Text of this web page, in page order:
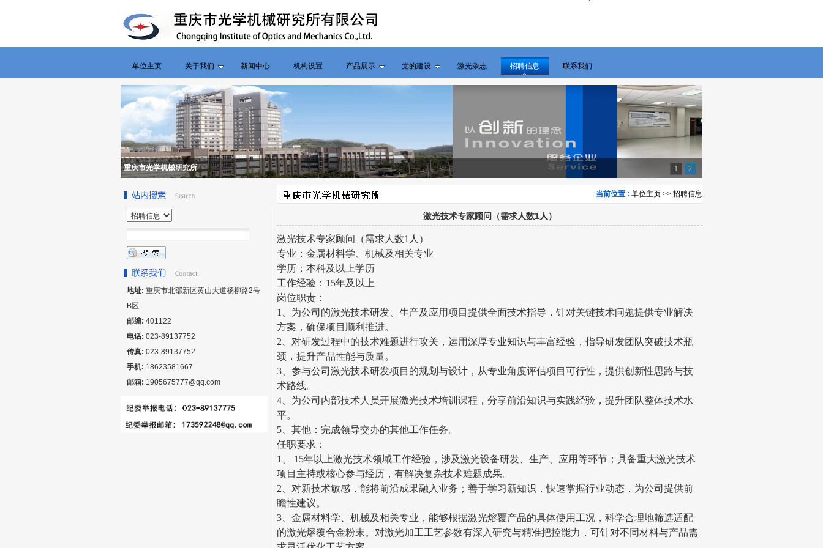
单位主页 关于我们 新闻中心 机构设置 产品展示 党的建设 激光杂志 招聘信息 联系我们
重庆市光学机械研究所 1 2
当前位置 : 单位主页 >> 招聘信息
激光技术专家顾问（需求人数1人）
激光技术专家顾问（需求人数1人）
专业：金属材料学、机械及相关专业
学历：本科及以上学历
工作经验：15年及以上
岗位职责：
1、为公司的激光技术研发、生产及应用项目提供全面技术指导，针对关键技术问题提供专业解决
方案，确保项目顺利推进。
2、对研发过程中的技术难题进行攻关，运用深厚专业知识与丰富经验，指导研发团队突破技术瓶
颈，提升产品性能与质量。
3、参与公司激光技术研发项目的规划与设计，从专业角度评估项目可行性，提供创新性思路与技
术路线。
4、为公司内部技术人员开展激光技术培训课程，分享前沿知识与实践经验，提升团队整体技术水
平。
5、其他：完成领导交办的其他工作任务。
任职要求：
1、 15年以上激光技术领域工作经验，涉及激光设备研发、生产、应用等环节；具备重大激光技术
项目主持或核心参与经历，有解决复杂技术难题成果。
2、对新技术敏感，能将前沿成果融入业务；善于学习新知识，快速掌握行业动态，为公司提供前
瞻性建议。
3、金属材料学、机械及相关专业，能够根据激光熔覆产品的具体使用工况，科学合理地筛选适配
的激光熔覆合金粉末。对激光加工工艺参数有深入研究与精准把控能力，可针对不同材料与产品需
地址: 重庆市北部新区黄山大道杨柳路2号
B区
邮编: 401122
电话: 023-89137752
传真: 023-89137752
手机: 18623581667
邮箱: 1905675777@qq.com